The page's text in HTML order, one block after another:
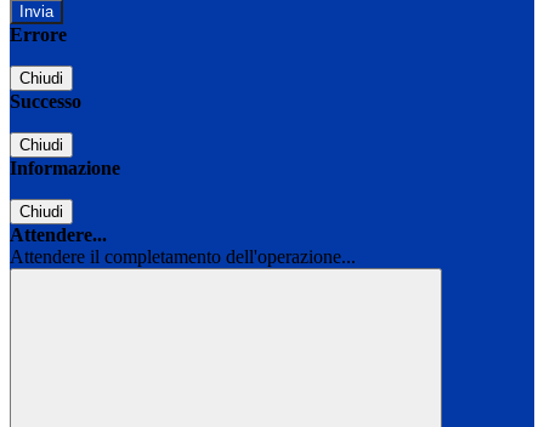
Errore
Chiudi
Successo
Chiudi
Informazione
Chiudi
Attendere...
Attendere il completamento dell'operazione...